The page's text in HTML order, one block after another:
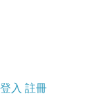
登入 註冊